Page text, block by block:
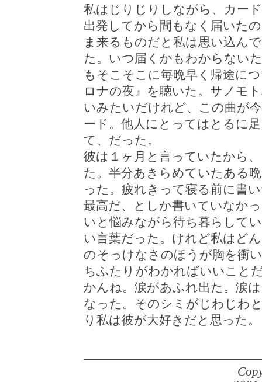
私はじりじりしながら、カー
出発してから間もなく届いた
ま来るものだと私は思い込ん
た。いつ届くかもわからない
もそこそこに毎晩早く帰途に
ロナの夜』を聴いた。サノモ
いみたいだけれど、この曲が
ード。他人にとってはとるに
て、だった。
彼は１ヶ月と言っていたから
た。半分あきらめていたある
った。疲れきって寝る前に書
最高だ、としか書いていなか
いと悩みながら待ち暮らして
い言葉だった。けれど私はど
のそっけなさのほうが胸を衝
ちふたりがわかればいいこと
かんね。涙があふれ出た。涙
なった。そのシミがじわじわ
り私は彼が大好きだと思った。